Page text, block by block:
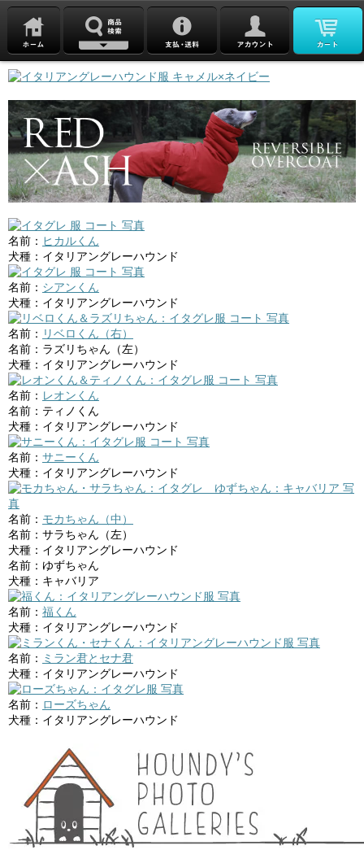
名前： ヒカルくん
犬種：イタリアングレーハウンド
名前： シアンくん
犬種：イタリアングレーハウンド
名前： リベロくん（右）
名前：ラズリちゃん（左）
犬種：イタリアングレーハウンド
名前： レオンくん
名前：ティノくん
犬種：イタリアングレーハウンド
名前： サニーくん
犬種：イタリアングレーハウンド
名前： モカちゃん（中）
名前：サラちゃん（左）
犬種：イタリアングレーハウンド
名前：ゆずちゃん
犬種：キャバリア
名前： 福くん
犬種：イタリアングレーハウンド
名前： ミラン君とセナ君
犬種：イタリアングレーハウンド
名前： ローズちゃん
犬種：イタリアングレーハウンド